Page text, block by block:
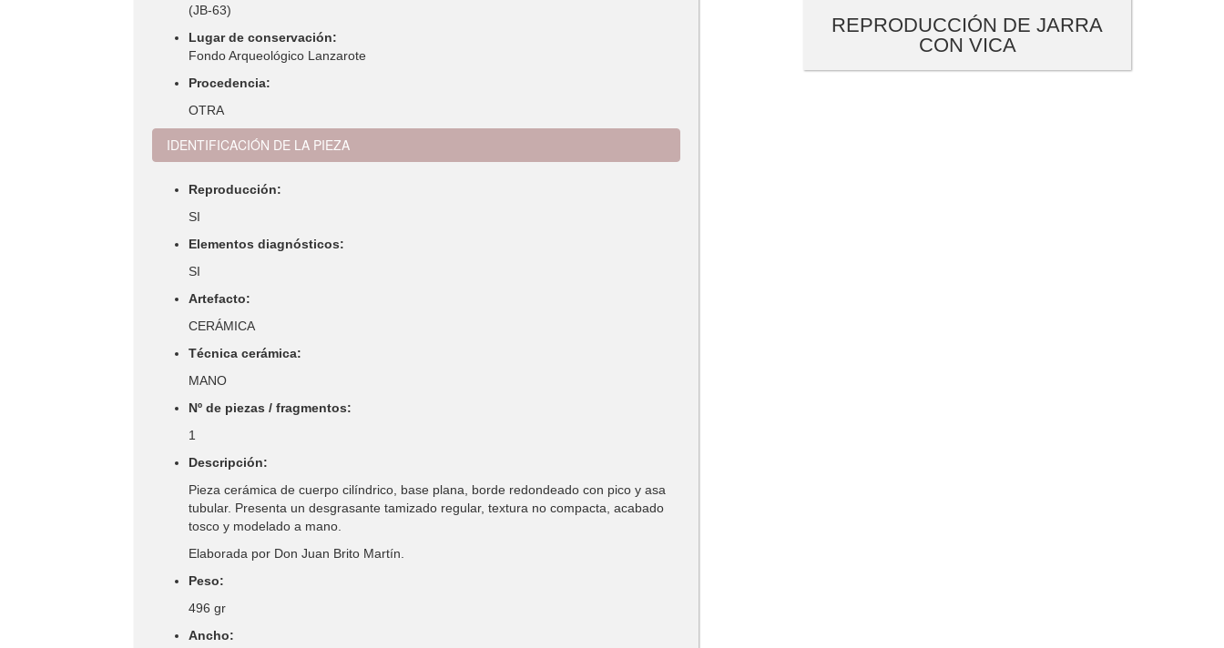
(JB-63)
Lugar de conservación:
Fondo Arqueológico Lanzarote
Procedencia:
OTRA
IDENTIFICACIÓN DE LA PIEZA
Reproducción:
SI
Elementos diagnósticos:
SI
Artefacto:
CERÁMICA
Técnica cerámica:
MANO
Nº de piezas / fragmentos:
1
Descripción:
Pieza cerámica de cuerpo cilíndrico, base plana, borde redondeado con pico y asa
tubular. Presenta un desgrasante tamizado regular, textura no compacta, acabado
tosco y modelado a mano.
Elaborada por Don Juan Brito Martín.
Peso:
496 gr
Ancho:
REPRODUCCIÓN DE JARRA
CON VICA